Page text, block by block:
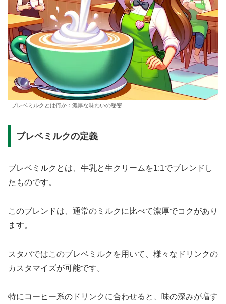
ブレベミルクとは何か：濃厚な味わいの秘密
ブレベミルクの定義
ブレベミルクとは、牛乳と生クリームを1:1でブレンドし
たものです。
このブレンドは、通常のミルクに比べて濃厚でコクがあり
ます。
スタバではこのブレベミルクを用いて、様々なドリンクの
カスタマイズが可能です。
特にコーヒー系のドリンクに合わせると、味の深みが増す